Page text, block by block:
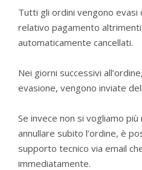
Tutti gli ordini vengono evasi
relativo pagamento
automaticamente cancellati.
Nei giorni successivi
evasione, vengono inviate
Se invece non si vogliamo
annullare subito l’ordine, è
supporto tecnico via email
immediatamente.